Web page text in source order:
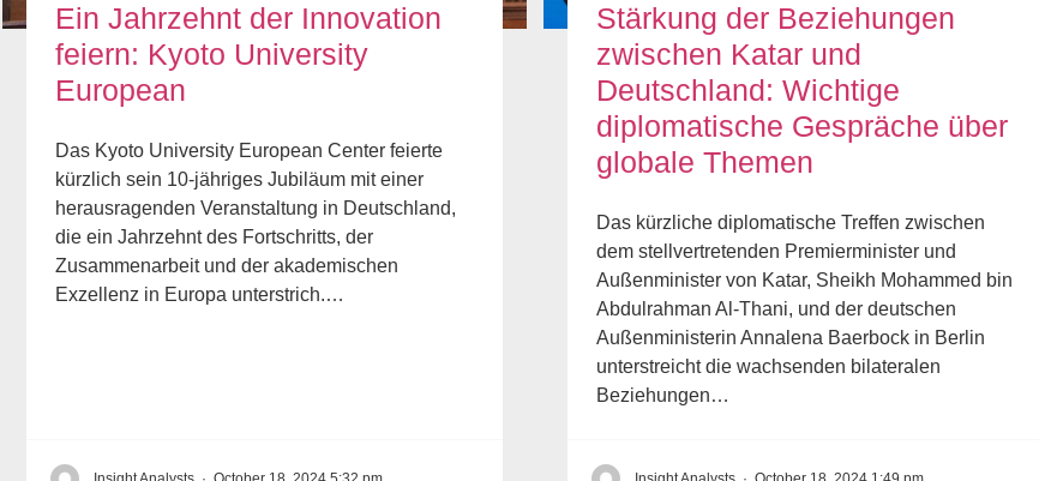
Ein Jahrzehnt der Innovation
feiern: Kyoto University
European
Das Kyoto University European Center feierte
kürzlich sein 10-jähriges Jubiläum mit einer
herausragenden Veranstaltung in Deutschland,
die ein Jahrzehnt des Fortschritts, der
Zusammenarbeit und der akademischen
Exzellenz in Europa unterstrich.…
Stärkung der Beziehungen
zwischen Katar und
Deutschland: Wichtige
diplomatische Gespräche über
globale Themen
Das kürzliche diplomatische Treffen zwischen
dem stellvertretenden Premierminister und
Außenminister von Katar, Sheikh Mohammed bin
Abdulrahman Al-Thani, und der deutschen
Außenministerin Annalena Baerbock in Berlin
unterstreicht die wachsenden bilateralen
Beziehungen…